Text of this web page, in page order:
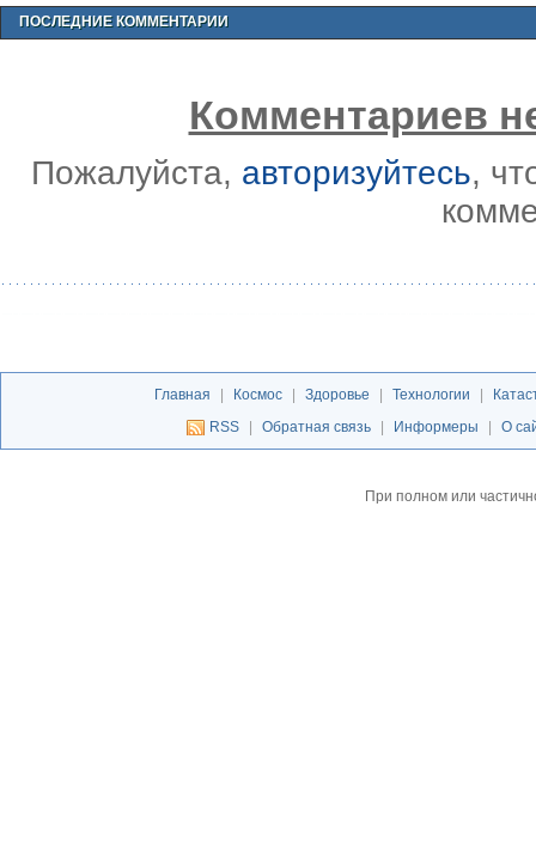
ПОСЛЕДНИЕ КОММЕНТАРИИ
Комментариев
Пожалуйста, авторизуйтесь,
Главная | Космос | Здоровье | Технологии |
RSS
| Обратная связь | Информеры | О
При полном или